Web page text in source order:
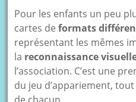
Pour les enfants un peu
cartes deformats
représentant les mêmes
la reconnaissance
l’association. C’est une
du jeu d’appariement,